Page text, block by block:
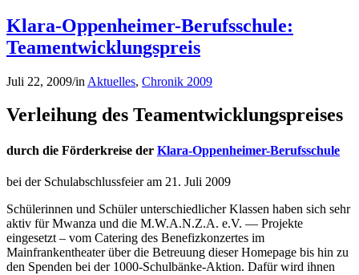
Klara-Oppenheimer-Berufsschule:
Teamentwicklungspreis
Juli 22, 2009/in Aktuelles, Chronik 2009
Verleihung des Teamentwicklungspreises
durch die Förderkreise der Klara-Oppenheimer-Berufsschule
bei der Schulabschlussfeier am 21. Juli 2009
Schülerinnen und Schüler unterschiedlicher Klassen haben sich sehr
aktiv für Mwanza und die M.W.A.N.Z.A. e.V. — Projekte
eingesetzt – vom Catering des Benefizkonzertes im
Mainfrankentheater über die Betreuung dieser Homepage bis hin zu
den Spenden bei der 1000-Schulbänke-Aktion. Dafür wird ihnen